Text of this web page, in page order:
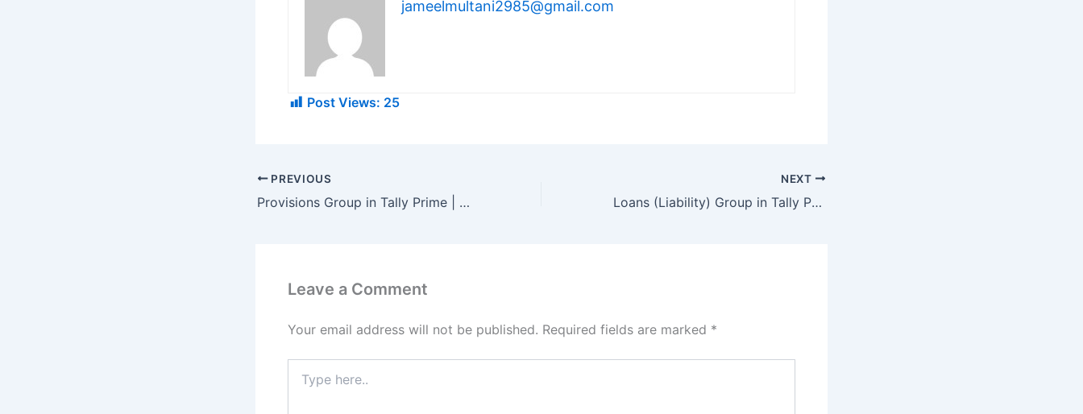
jameelmultani2985@gmail.com
Post Views: 25
PREVIOUS
Provisions Group in Tally Prime | प्रोविजंस ग्रुप में कौन सी लेजर आती है
NEXT
Loans (Liability) Group in Tally Prime | लॉन्स (लायबिलिटी) ग्रुप में कौन सी लेजर आती है
Leave a Comment
Your email address will not be published. Required fields are marked *
here..